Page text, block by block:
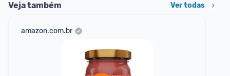
Veja também Ver todas
amazon.com.br